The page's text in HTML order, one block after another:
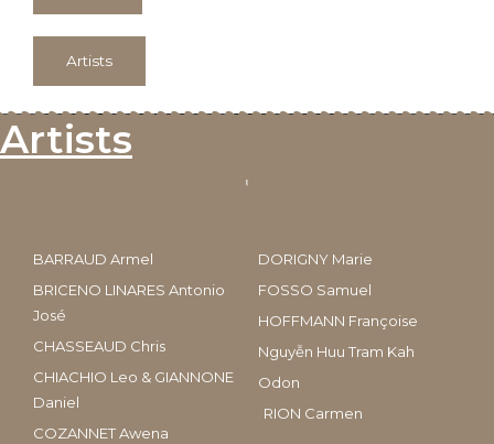
Artists
Artists
BARRAUD Armel
BRICENO LINARES Antonio
José
CHASSEAUD Chris
CHIACHIO Leo & GIANNONE
Daniel
COZANNET Awena
DORIGNY Marie
FOSSO Samuel
HOFFMANN Françoise
Nguyễn Huu Tram Kah
Odon
RION Carmen